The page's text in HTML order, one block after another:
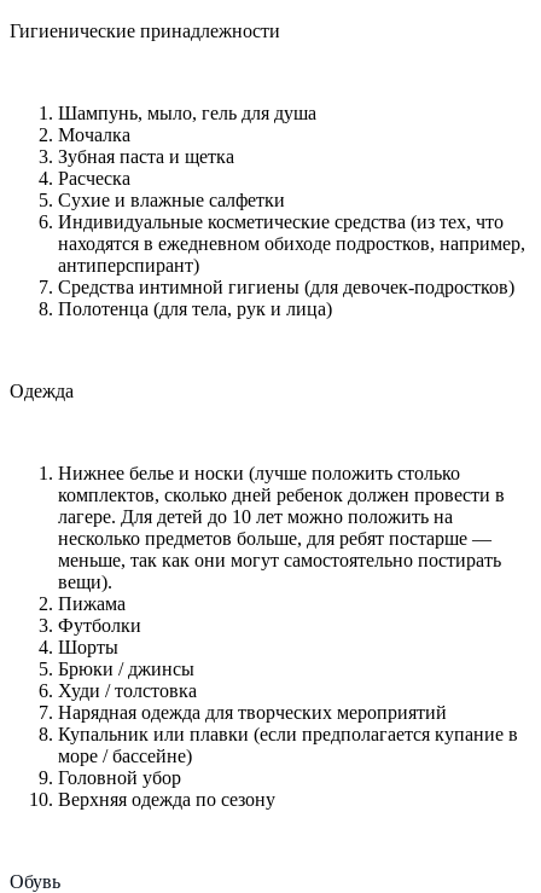
Гигиенические принадлежности
Шампунь, мыло, гель для душа
Мочалка
Зубная паста и щетка
Расческа
Сухие и влажные салфетки
Индивидуальные косметические средства (из тех, что
находятся в ежедневном обиходе подростков, например,
антиперспирант)
Средства интимной гигиены (для девочек-подростков)
Полотенца (для тела, рук и лица)
Одежда
Нижнее белье и носки (лучше положить столько
комплектов, сколько дней ребенок должен провести в
лагере. Для детей до 10 лет можно положить на
несколько предметов больше, для ребят постарше —
меньше, так как они могут самостоятельно постирать
вещи).
Пижама
Футболки
Шорты
Брюки / джинсы
Худи / толстовка
Нарядная одежда для творческих мероприятий
Купальник или плавки (если предполагается купание в
море / бассейне)
Головной убор
Верхняя одежда по сезону
Обувь